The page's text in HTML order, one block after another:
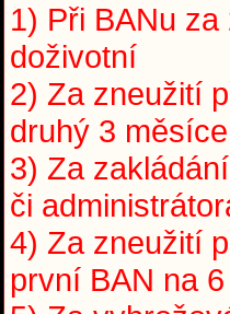
1) Při BANu
doživotní
2) Za zneužití
druhý 3
3) Za
či
4) Za zneužití
první BAN na